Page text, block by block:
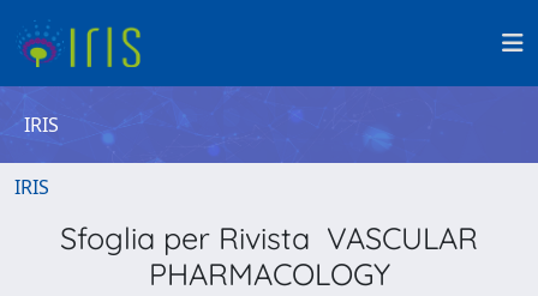
IRIS
IRIS
Sfoglia per Rivista VASCULAR
PHARMACOLOGY